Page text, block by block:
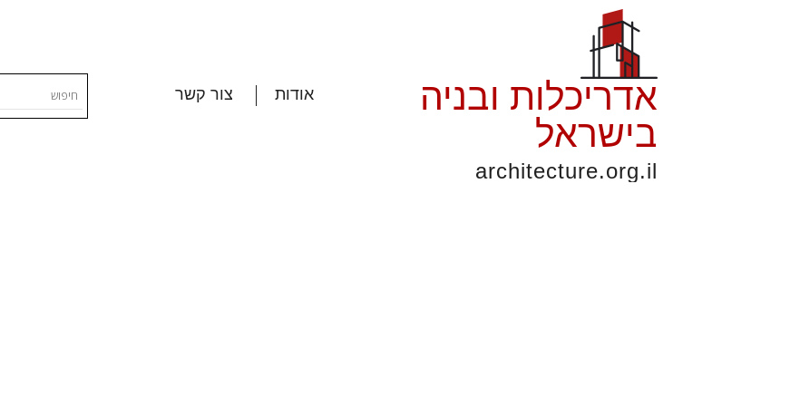
אדריכלות ובניה
בישראל
architecture.org.il
אודות צור קשר